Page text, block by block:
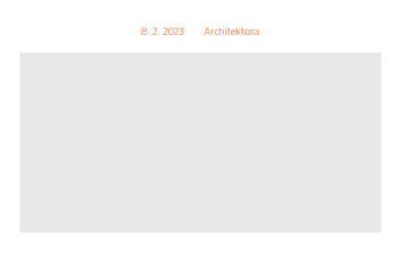
8. 2. 2023 Architektura